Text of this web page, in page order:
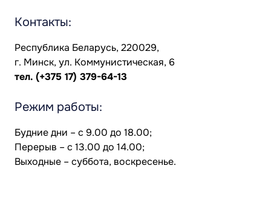
Контакты:
Республика Беларусь, 220029,
г. Минск, ул. Коммунистическая, 6
тел. (+375 17) 379-64-13
Режим работы:
Будние дни – с 9.00 до 18.00;
Перерыв – с 13.00 до 14.00;
Выходные – суббота, воскресенье.